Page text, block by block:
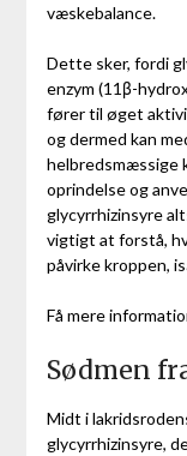
væskebalance.
Dette sker, fordi
enzym (11β-
fører til øget
og dermed kan
helbredsmæssige
oprindelse og
glycyrrhizinsyre
vigtigt at forstå,
påvirke kroppen,
Få mere
Sødmen
Midt i
glycyrrhizinsyre,